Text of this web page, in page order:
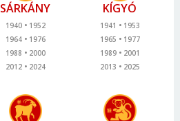
SÁRKÁNY
1940
1952
1964
1976
1988
2000
2012
2024
KÍGYÓ
1941
1953
1965
1977
1989
2001
2013
2025